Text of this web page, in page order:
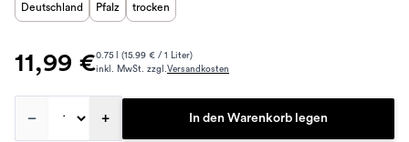
Deutschland Pfalz trocken
11,99 €0.75 l (15.99 € / 1 Liter)
inkl. MwSt. zzgl.Versandkosten
– + In den Warenkorb legen